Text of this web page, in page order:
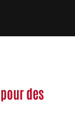
des